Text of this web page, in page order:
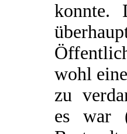
konnte.
wohl
zu
es war